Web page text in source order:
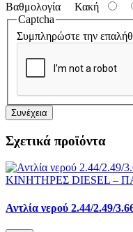
Βαθμολογία Κακή
Captcha
Συμπληρώστε την
Συνέχεια
Σχετικά προϊόντα
Αντλία νερού 2.44/2.49/